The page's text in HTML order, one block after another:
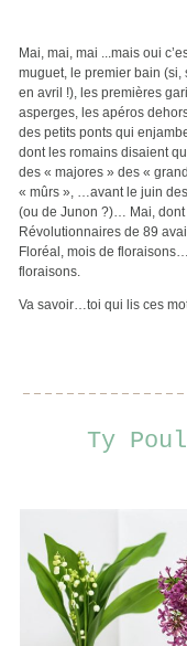
Mai, mai, mai ...mais oui
muguet, le premier bain
en avril !), les premières
asperges, les apéros
des petits ponts qui
dont les romains disaient
des « majores » des «
« mûrs », …avant le juin
(ou de Junon ?)… Mai, dont
Révolutionnaires de 89
Floréal, mois de
floraisons.
Va savoir…toi qui lis ces
Ty